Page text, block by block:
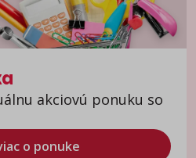
akciovú ponuku so
o ponuke